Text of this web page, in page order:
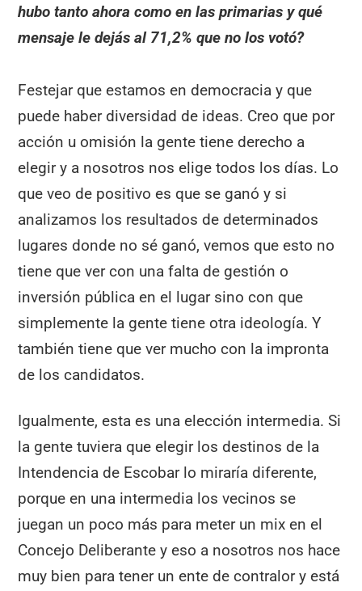
hubo tanto ahora como en las primarias y qué
mensaje le dejás al 71,2% que no los votó?
Festejar que estamos en democracia y que
puede haber diversidad de ideas. Creo que por
acción u omisión la gente tiene derecho a
elegir y a nosotros nos elige todos los días. Lo
que veo de positivo es que se ganó y si
analizamos los resultados de determinados
lugares donde no sé ganó, vemos que esto no
tiene que ver con una falta de gestión o
inversión pública en el lugar sino con que
simplemente la gente tiene otra ideología. Y
también tiene que ver mucho con la impronta
de los candidatos.
Igualmente, esta es una elección intermedia. Si
la gente tuviera que elegir los destinos de la
Intendencia de Escobar lo miraría diferente,
porque en una intermedia los vecinos se
juegan un poco más para meter un mix en el
Concejo Deliberante y eso a nosotros nos hace
muy bien para tener un ente de contralor y está